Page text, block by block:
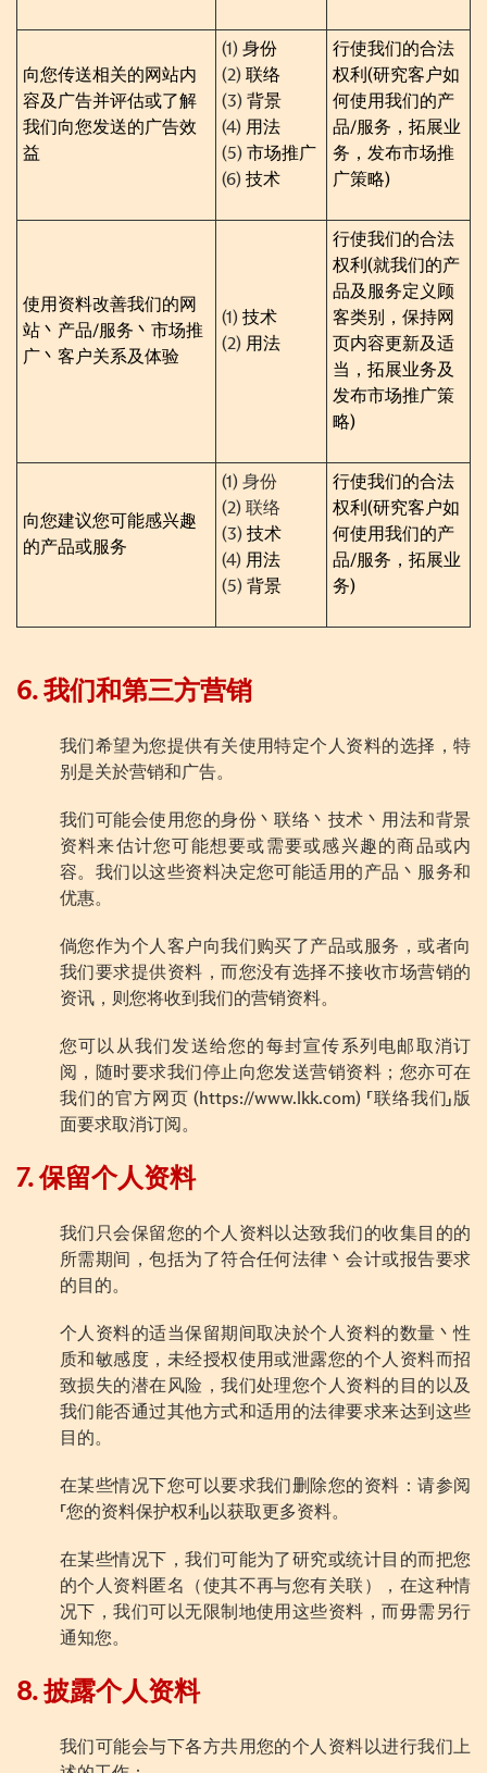
向您传送相关的网站内
容及广告并评估或了解
我们向您发送的广告效
益
(1) 身份
(2) 联络
(3) 背景
(4) 用法
(5) 市场推广
(6) 技术
行使我们的合法
权利 (研究客户如
何使用我们的产
品/服务，拓展业
务，发布市场推
广策略)
使用资料改善我们的网
站丶产品/服务丶市场推
广丶客户关系及体验
(1) 技术
(2) 用法
行使我们的合法
权利 (就我们的产
品及服务定义顾
客类别，保持网
页内容更新及适
当，拓展业务及
发布市场推广策
略)
向您建议您可能感兴趣
的产品或服务
(1) 身份
(2) 联络
(3) 技术
(4) 用法
(5) 背景
行使我们的合法
权利 (研究客户如
何使用我们的产
品/服务，拓展业
务)
6. 我们和第三方营销
我们希望为您提供有关使用特定个人资料的选择，特
别是关於营销和广告。
我们可能会使用您的身份丶联络丶技术丶用法和背景
资料来估计您可能想要或需要或感兴趣的商品或内
容。我们以这些资料决定您可能适用的产品丶服务和
优惠。
倘您作为个人客户向我们购买了产品或服务，或者向
我们要求提供资料，而您没有选择不接收市场营销的
资讯，则您将收到我们的营销资料。
您可以从我们发送给您的每封宣传系列电邮取消订
阅，随时要求我们停止向您发送营销资料；您亦可在
我们的官方网页 (https://www.lkk.com) 「联络我们」版
面要求取消订阅。
7. 保留个人资料
我们只会保留您的个人资料以达致我们的收集目的的
所需期间，包括为了符合任何法律丶会计或报告要求
的目的。
个人资料的适当保留期间取决於个人资料的数量丶性
质和敏感度，未经授权使用或泄露您的个人资料而招
致损失的潜在风险，我们处理您个人资料的目的以及
我们能否通过其他方式和适用的法律要求来达到这些
目的。
在某些情况下您可以要求我们删除您的资料：请参阅
「您的资料保护权利」以获取更多资料。
在某些情况下，我们可能为了研究或统计目的而把您
的个人资料匿名（使其不再与您有关联），在这种情
况下，我们可以无限制地使用这些资料，而毋需另行
通知您。
8. 披露个人资料
我们可能会与下各方共用您的个人资料以进行我们上